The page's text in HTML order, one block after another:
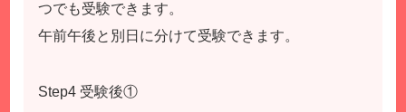
つでも受験できます。
午前午後と別日に分けて受験できます。
Step4 受験後①